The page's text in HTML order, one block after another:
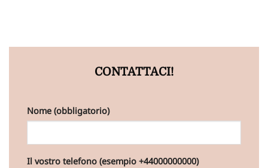
CONTATTACI!
Nome (obbligatorio)
Il vostro telefono (esempio +44000000000)